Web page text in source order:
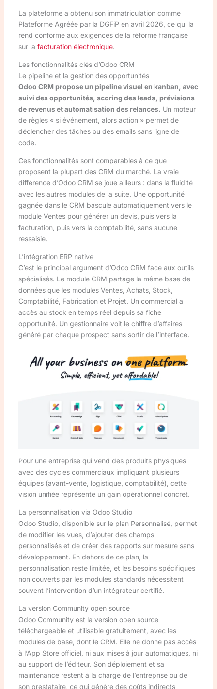
La plateforme a obtenu son immatriculation comme
Plateforme Agréée par la DGFiP en avril 2026, ce qui la
rend conforme aux exigences de la réforme française
sur la facturation électronique.
Les fonctionnalités clés d’Odoo CRM
Le pipeline et la gestion des opportunités
Odoo CRM propose un pipeline visuel en kanban, avec
suivi des opportunités, scoring des leads, prévisions
de revenus et automatisation des relances. Un moteur
de règles « si événement, alors action » permet de
déclencher des tâches ou des emails sans ligne de
code.
Ces fonctionnalités sont comparables à ce que
proposent la plupart des CRM du marché. La vraie
différence d’Odoo CRM se joue ailleurs : dans la fluidité
avec les autres modules de la suite. Une opportunité
gagnée dans le CRM bascule automatiquement vers le
module Ventes pour générer un devis, puis vers la
facturation, puis vers la comptabilité, sans aucune
ressaisie.
L’intégration ERP native
C’est le principal argument d’Odoo CRM face aux outils
spécialisés. Le module CRM partage la même base de
données que les modules Ventes, Achats, Stock,
Comptabilité, Fabrication et Projet. Un commercial a
accès au stock en temps réel depuis sa fiche
opportunité. Un gestionnaire voit le chiffre d’affaires
généré par chaque prospect sans sortir de l’interface.
Pour une entreprise qui vend des produits physiques
avec des cycles commerciaux impliquant plusieurs
équipes (avant-vente, logistique, comptabilité), cette
vision unifiée représente un gain opérationnel concret.
La personnalisation via Odoo Studio
Odoo Studio, disponible sur le plan Personnalisé, permet
de modifier les vues, d’ajouter des champs
personnalisés et de créer des rapports sur mesure sans
développement. En dehors de ce plan, la
personnalisation reste limitée, et les besoins spécifiques
non couverts par les modules standards nécessitent
souvent l’intervention d’un intégrateur certifié.
La version Community open source
Odoo Community est la version open source
téléchargeable et utilisable gratuitement, avec les
modules de base, dont le CRM. Elle ne donne pas accès
à l’App Store officiel, ni aux mises à jour automatiques, ni
au support de l’éditeur. Son déploiement et sa
maintenance restent à la charge de l’entreprise ou de
son prestataire, ce qui génère des coûts indirects